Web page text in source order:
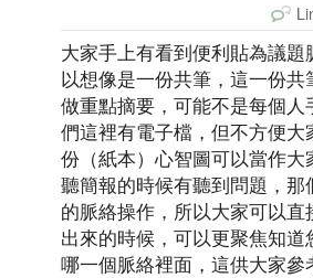
大家手上有看到便利貼為議
以想像是一份共筆，這一份共
做重點摘要，可能不是每個
們這裡有電子檔，但不方便大
份（紙本）心智圖可以當作大
聽簡報的時候有聽到問題，那
的脈絡操作，所以大家可以
出來的時候，可以更聚焦知
哪一個脈絡裡面，這供大家參